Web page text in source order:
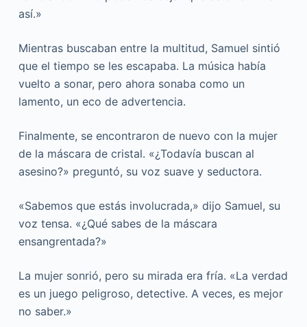
así.»
Mientras buscaban entre la multitud, Samuel sintió
que el tiempo se les escapaba. La música había
vuelto a sonar, pero ahora sonaba como un
lamento, un eco de advertencia.
Finalmente, se encontraron de nuevo con la mujer
de la máscara de cristal. «¿Todavía buscan al
asesino?» preguntó, su voz suave y seductora.
«Sabemos que estás involucrada,» dijo Samuel, su
voz tensa. «¿Qué sabes de la máscara
ensangrentada?»
La mujer sonrió, pero su mirada era fría. «La verdad
es un juego peligroso, detective. A veces, es mejor
no saber.»